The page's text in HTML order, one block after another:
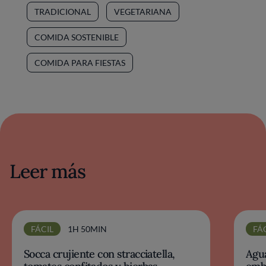
TRADICIONAL VEGETARIANA
COMIDA SOSTENIBLE
COMIDA PARA FIESTAS
Leer más
FÁCIL 1H 50MIN
Socca crujiente con stracciatella,